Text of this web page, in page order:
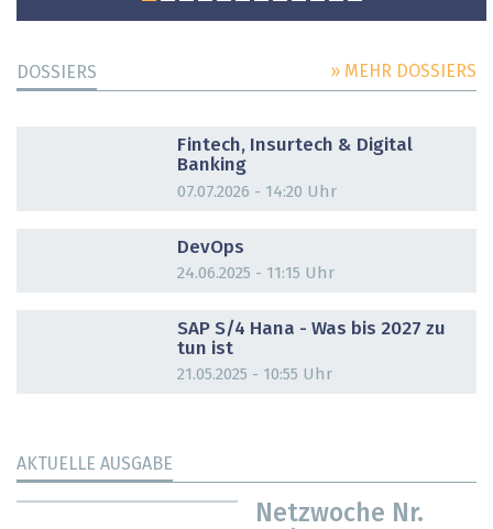
DOSSIERS » MEHR DOSSIERS
Fintech, Insurtech & Digital
Banking
07.07.2026 - 14:20 Uhr
DevOps
24.06.2025 - 11:15 Uhr
SAP S/4 Hana - Was bis 2027 zu
tun ist
21.05.2025 - 10:55 Uhr
AKTUELLE AUSGABE
Netzwoche Nr.